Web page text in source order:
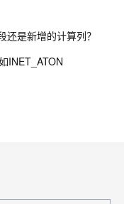
是新增的计算列？
INET_ATON
行join吗？